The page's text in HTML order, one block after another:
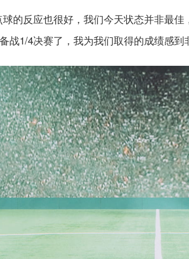
的反应也很好，我们今天状态并非最佳
战1/4决赛了，我为我们取得的成绩感到